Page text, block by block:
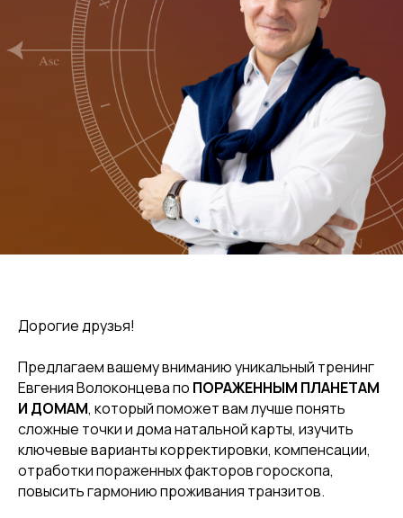
Дорогие друзья!
Предлагаем вашему вниманию уникальный тренинг
Евгения Волоконцева по ПОРАЖЕННЫМ ПЛАНЕТАМ
И ДОМАМ, который поможет вам лучше понять
сложные точки и дома натальной карты, изучить
ключевые варианты корректировки, компенсации,
отработки пораженных факторов гороскопа,
повысить гармонию проживания транзитов.